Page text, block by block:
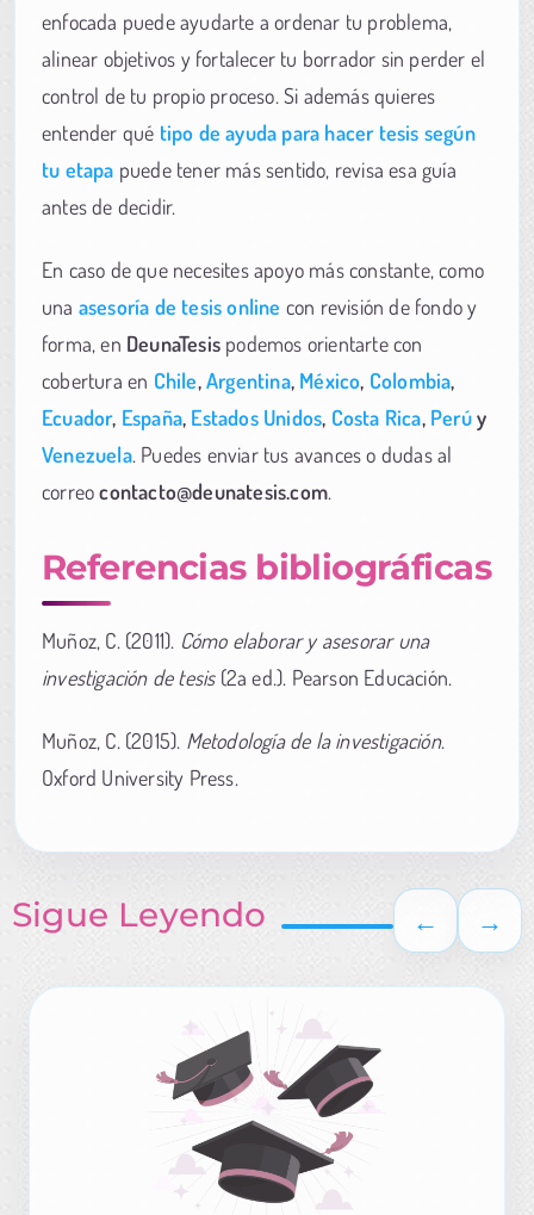
enfocada puede ayudarte a ordenar tu problema,
alinear objetivos y fortalecer tu borrador sin perder el
control de tu propio proceso. Si además quieres
entender qué tipo de ayuda para hacer tesis según
tu etapa puede tener más sentido, revisa esa guía
antes de decidir.
En caso de que necesites apoyo más constante, como
una asesoría de tesis online con revisión de fondo y
forma, en DeunaTesis podemos orientarte con
cobertura en Chile,Argentina, México, Colombia,
Ecuador, España, Estados Unidos, Costa Rica, Perúy
Venezuela. Puedes enviar tus avances o dudas al
correocontacto@deunatesis.com.
Referencias bibliográficas
Muñoz, C. (2011). Cómo elaborar y asesorar una
investigación de tesis(2a ed.). Pearson Educación.
Muñoz, C. (2015). Metodología de la investigación.
Oxford University Press.
Sigue Leyendo ← →